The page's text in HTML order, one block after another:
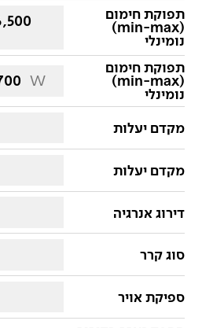
תפוקת חימום
(min-max)
נומינלי
תפוקת חימום
(min-max)
נומינלי
W
מקדם יעלות
מקדם יעלות
דירוג אנרגיה
סוג קרר
ספיקת אויר